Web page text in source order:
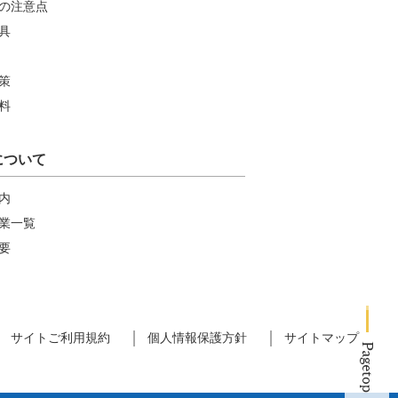
注意点
いて
一覧
サイトご利用規約 個人情報保護方針 サイトマップ